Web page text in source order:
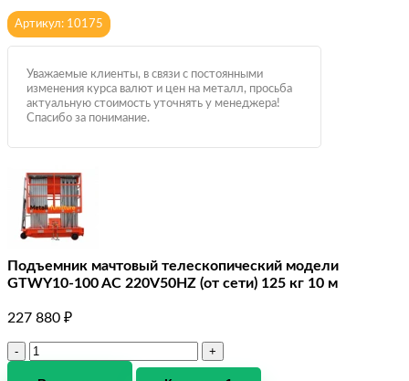
Артикул: 10175
Уважаемые клиенты, в связи с постоянными
изменения курса валют и цен на металл, просьба
актуальную стоимость уточнять у менеджера!
Спасибо за понимание.
Подъемник мачтовый телескопический модели
GTWY10-100 AC 220V50HZ (от сети) 125 кг 10 м
227 880 ₽
Количество